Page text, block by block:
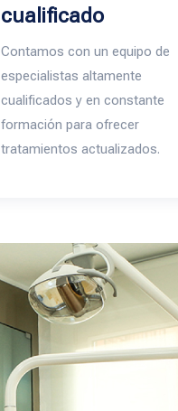
cualificado
Contamos con un equipo de
especialistas altamente
cualificados y en constante
formación para ofrecer
tratamientos actualizados.